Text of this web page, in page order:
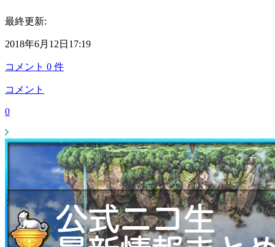
最終更新:
2018年6月12日17:19
コメント 0 件
コメント
0